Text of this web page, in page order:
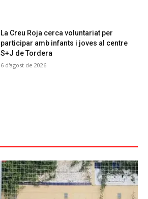
La Creu Roja cerca voluntariat per
participar amb infants i joves al centre
S+J de Tordera
6 d'agost de 2026